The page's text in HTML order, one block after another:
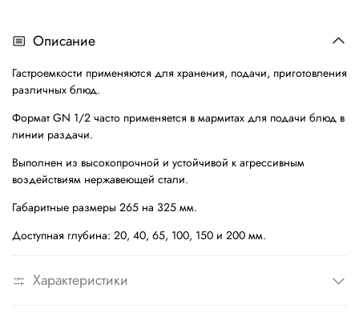
Описание
Гастроемкости применяются для хранения, подачи, приготовления
различных блюд.
Формат GN 1/2 часто применяется в мармитах для подачи блюд в
линии раздачи.
Выполнен из высокопрочной и устойчивой к агрессивным
воздействиям нержавеющей стали.
Габаритные размеры 265 на 325 мм.
Доступная глубина: 20, 40, 65, 100, 150 и 200 мм.
Характеристики